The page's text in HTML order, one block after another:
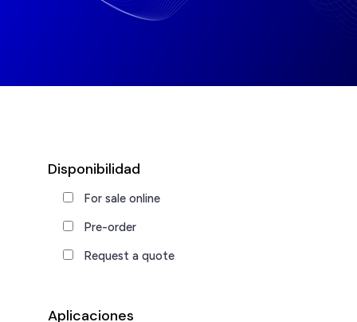
Disponibilidad
For sale online
Pre-order
Request a quote
Aplicaciones